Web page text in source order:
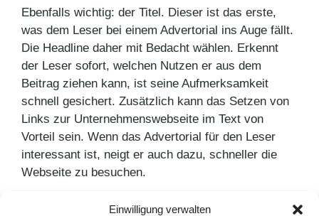
Einwilligung verwalten
Ebenfalls wichtig: der Titel. Dieser ist das erste,
was dem Leser bei einem Advertorial ins Auge fällt.
Die Headline daher mit Bedacht wählen. Erkennt
der Leser sofort, welchen Nutzen er aus dem
Beitrag ziehen kann, ist seine Aufmerksamkeit
schnell gesichert. Zusätzlich kann das Setzen von
Links zur Unternehmenswebseite im Text von
Vorteil sein. Wenn das Advertorial für den Leser
interessant ist, neigt er auch dazu, schneller die
Webseite zu besuchen.